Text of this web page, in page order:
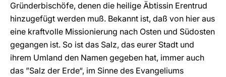
Gründerbischöfe, denen die heilige Äbtissin Erentrud
hinzugefügt werden muß. Bekannt ist, daß von hier aus
eine kraftvolle Missionierung nach Osten und Südosten
gegangen ist. So ist das Salz, das eurer Stadt und
ihrem Umland den Namen gegeben hat, immer auch
das ”Salz der Erde“, im Sinne des Evangeliums